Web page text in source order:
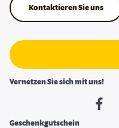
Kontaktieren Sie uns
Vernetzen Sie sich mit uns!
Geschenkgutschein